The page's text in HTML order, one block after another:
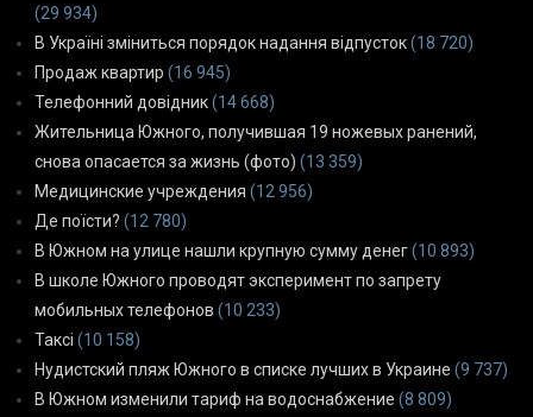
(29 934)
В Україні зміниться порядок надання відпусток(18 720)
Продаж квартир (16 945)
Телефонний довідник(14 668)
Жительница Южного, получившая 19 ножевых ранений,
снова опасается за жизнь (фото) (13 359)
Медицинские учреждения (12 956)
Де поїсти? (12 780)
В Южном на улице нашли крупную сумму денег(10 893)
В школе Южного проводят эксперимент по запрету
мобильных телефонов (10 233)
Таксі (10 158)
Нудистский пляж Южного в списке лучших в Украине (9 737)
В Южном изменили тариф на водоснабжение (8 809)